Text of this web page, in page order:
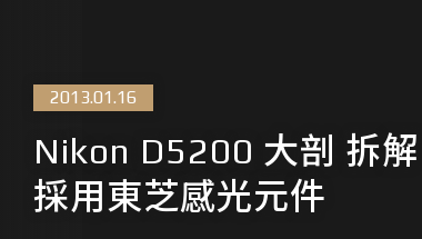
2013.01.16
Nikon D5200 大剖 拆
採用東芝感光元件